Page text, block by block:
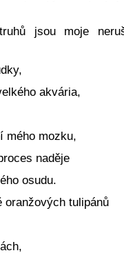
jsou moje
akvária,
mého mozku,
naděje
osudu.
oranžových tulipánů